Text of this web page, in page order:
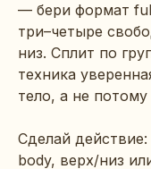
— бери формат
три–четыре
низ. Сплит по
техника
тело, а не
Сделай
body, верх/низ